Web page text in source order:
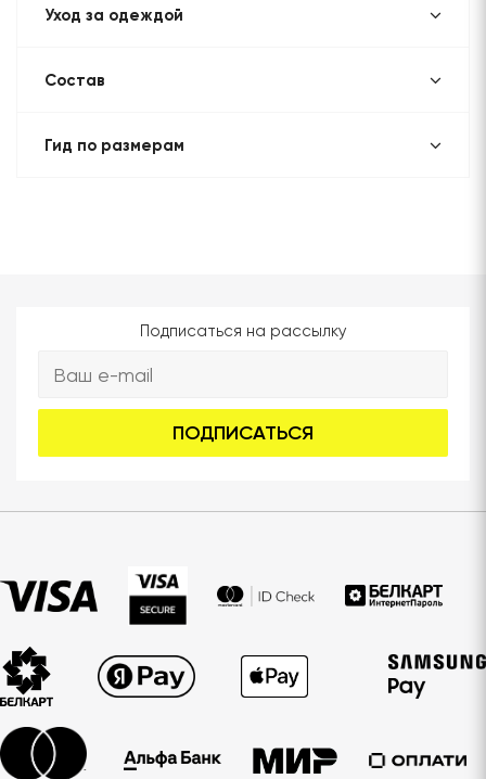
Уход за одеждой
Состав
Гид по размерам
Подписаться на рассылку
ПОДПИСАТЬСЯ